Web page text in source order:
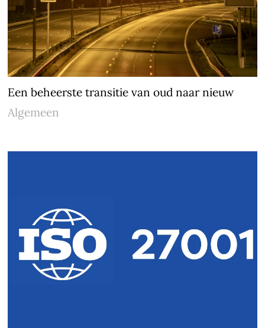
Een beheerste transitie van oud naar nieuw
Algemeen